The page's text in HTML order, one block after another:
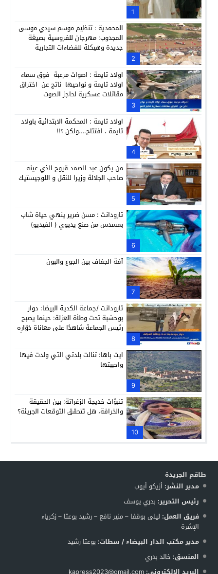
12:25 انطلاق فعاليات الدورة 12 لمعرض المنتوجات المحلية بأكادير SIPTA (فيديو)
1
2
المحمدية : تنظيم موسم سيدي موسى
المجدوب: مهرجان للفروسية بصيغة
جديدة وهيكلة للفضاءات التجارية
3
اولاد تايمة : اصوات مرعبة فوق سماء
اولاد تايمة و نواحيها ناتج عن اختراق
مقاتلات عسكرية لحاجز الصوت
4
اولاد تايمة : المحكمة الابتدائية باولاد
تايمة ، افتتاح….ولكن ؟!!
5
من يكون عبد الصمد قيوح الذي عينه
صاحب الجلالة وزيرا للنقل و اللوجيستيك
6
تارودانت : مسن ضرير ينهي حياة شاب
بمسدس من صنع يديوي ( الفيديو)
7
آفة الجفاف بين الجوع والبون
8
تارودانت /جماعة الكدية البيضا: دوار
بوحشبة تحت وطأة العزلة: حينما يصبح
رئيس الجماعة شاهدًا على معاناة دَوّارِه
9
ايت باها: تنالت بلدتي التي ولدت فيها
واحببتها
10
تنبؤات خديجة الزغراتة: بين الحقيقة
والخرافة، هل تتحقق التوقعات الجريئة؟
طاقم الجريدة
مدير النشر: أزيكو أيوب
رئيس التحرير: بدري يوسف
فريق العمل: ليلى بوقفا – منير نافع – رشيد بوعتا – زكرياء
الإشرة
مدير مكتب الدار البيضاء / سطات: بوعتا رشيد
المنسق: خالد بدري